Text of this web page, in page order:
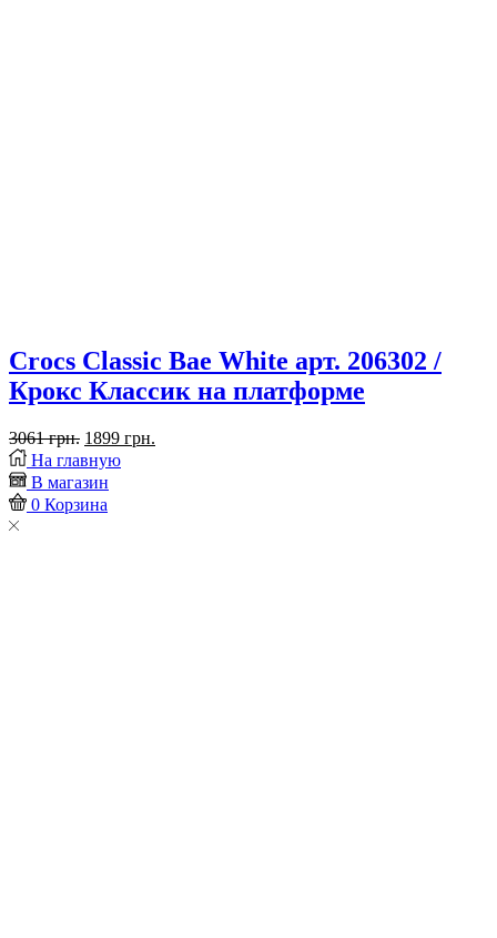
Crocs Classic Bae White арт. 206302 /
Крокс Классик на платформе
3061грн. Первоначальная
цена
составляла
3061 грн..
1899 грн.
Placeholder
for
ajax
description
replacement
На главную
В магазин
0 Корзина